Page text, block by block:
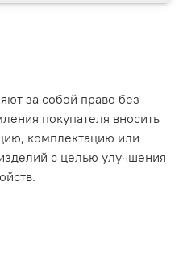
за собой право без
покупателя вносить
комплектацию или
с целью улучшения